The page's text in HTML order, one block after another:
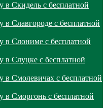
в Скидель с бесплатной
Славгороде с бесплатной
в Слониме с бесплатной
в Слуцке с бесплатной
в Смолевичах с бесплатной
в Сморгонь с бесплатной